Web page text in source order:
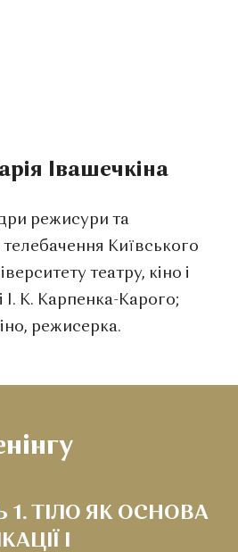
Івашечкіна
режисури та
телебачення Київського
театру, кіно і
І. К. Карпенка-Карого;
режисерка.
1. ТІЛО ЯК ОСНОВА
І